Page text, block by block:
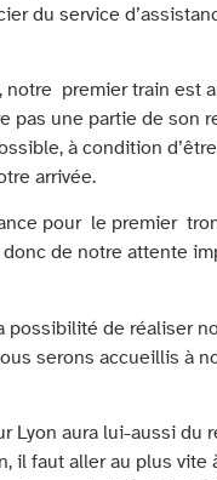
du service
notre premier train est
pas une partie de son
à condition
arrivée.
pour le premier
de notre attente
possibilité de réaliser
serons accueillis à
Lyon aura lui-aussi
il faut aller au plus